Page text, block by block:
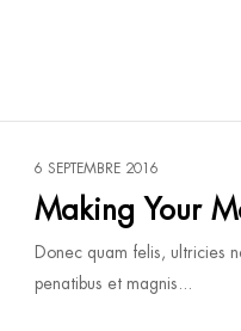
6 SEPTEMBRE 2016
Making Your
Donec quam felis, ultricies
penatibus et magnis...